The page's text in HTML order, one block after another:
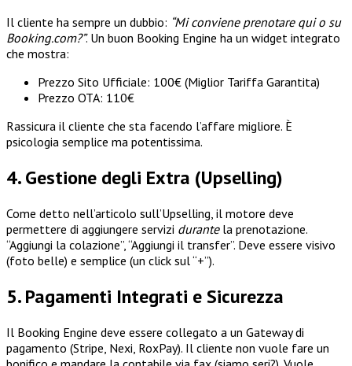
Il cliente ha sempre un dubbio: “Mi conviene prenotare qui o su
Booking.com?”. Un buon Booking Engine ha un widget integrato
che mostra:
Prezzo Sito Ufficiale: 100€ (Miglior Tariffa Garantita)
Prezzo OTA: 110€
Rassicura il cliente che sta facendo l’affare migliore. È
psicologia semplice ma potentissima.
4. Gestione degli Extra (Upselling)
Come detto nell’articolo sull’Upselling, il motore deve
permettere di aggiungere servizi durantela prenotazione.
“Aggiungi la colazione”, “Aggiungi il transfer”. Deve essere visivo
(foto belle) e semplice (un click sul “+”).
5. Pagamenti Integrati e Sicurezza
Il Booking Engine deve essere collegato a un Gateway di
pagamento (Stripe, Nexi, RoxPay). Il cliente non vuole fare un